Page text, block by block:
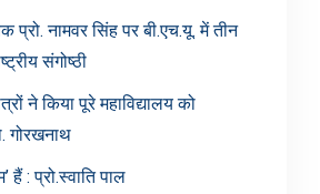
प्रो. नामवर सिंह पर बी.एच.यू. में तीन
संगोष्ठी
ने किया पूरे महाविद्यालय को
गोरखनाथ
हैं : प्रो.स्वाति पाल